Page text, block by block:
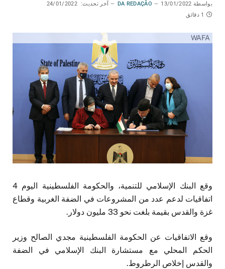
بواسطة DA REDAÇÃO 13/01/2022 آخر تحديث: 24/01/2022
1 دقائق
WAFA
وقع البنك الإسلامي للتنمية، والحكومة الفلسطينية اليوم 4
اتفاقيات لدعم عدد من المشروعات في الضفة الغربية وقطاع
غزة والقدس بقيمة بلغت نحو 33 مليون دولار.
وقع الاتفاقيات عن الحكومة الفلسطينية مجدي الصالح وزير
الحكم المحلي مع مستشارة البنك الإسلامي في الضفة
والقدس إخلاص الرطروط.